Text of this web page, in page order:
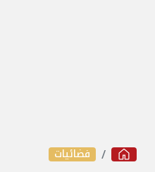
فضائيات